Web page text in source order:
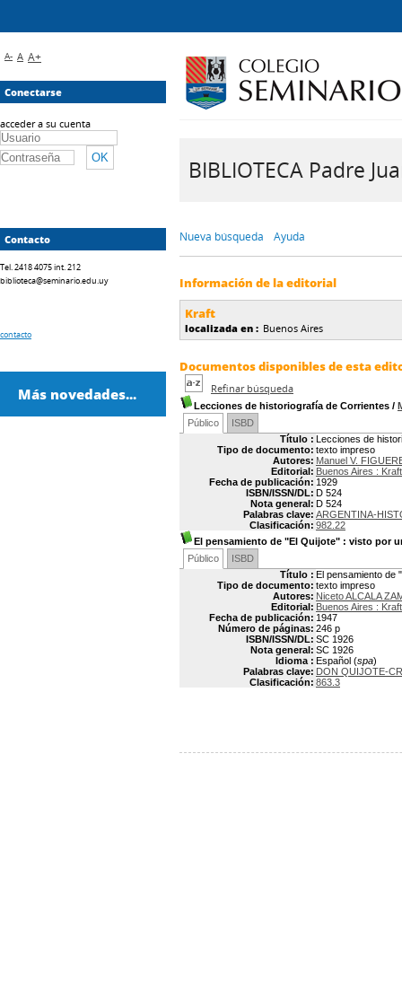
BIBLIOTECA Padre
Nueva búsqueda Ayuda
Información de la editorial
Kraft
localizada en : Buenos Aires
Documentos disponibles de esta
Refinar búsqueda
Lecciones de historiografía de Corrientes /
Público
ISBD
Título : Lecciones de
Tipo de documento: texto impreso
Autores: Manuel V.
Editorial: Buenos Aires : Kraft
Fecha de publicación: 1929
ISBN/ISSN/DL: D 524
Nota general: D 524
Palabras clave: ARGENTINA-
Clasificación: 982.22
El pensamiento de "El Quijote" : visto por
Público
ISBD
Título : El pensamiento de
Tipo de documento: texto impreso
Autores: Niceto ALCALA
Editorial: Buenos Aires : Kraft
Fecha de publicación: 1947
Número de páginas: 246 p
ISBN/ISSN/DL: SC 1926
Nota general: SC 1926
Idioma : Español (spa)
Palabras clave: DON QUIJOTE-
Clasificación: 863.3
A- A A+
Conectarse
acceder a su cuenta
Contacto
Tel. 2418 4075 int. 212
biblioteca@seminario.edu.uy
contacto
Más novedades...